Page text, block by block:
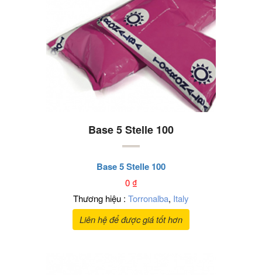
Base 5 Stelle 100
Base 5 Stelle 100
0₫
Thương hiệu : Torronalba, Italy
Liên hệ để được giá tốt hơn